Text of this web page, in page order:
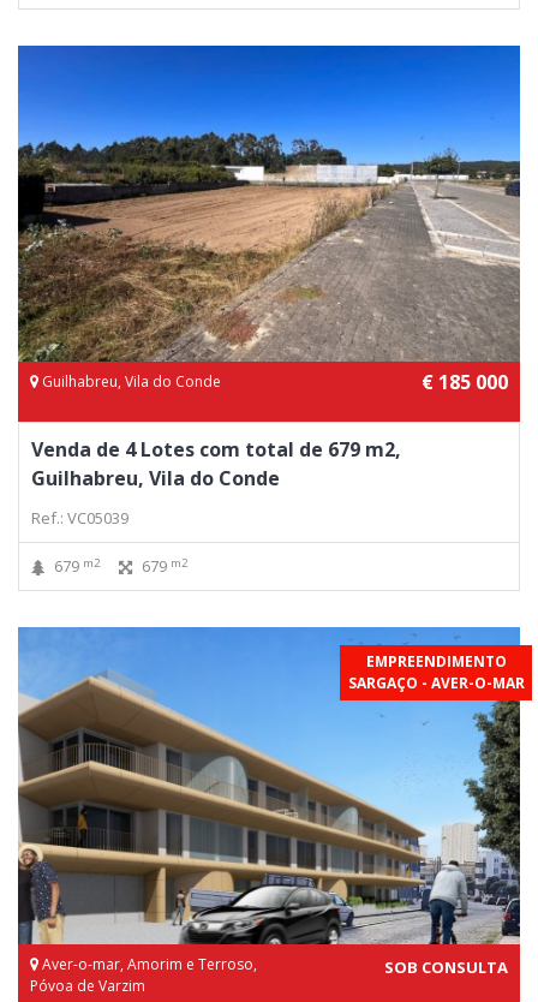
Guilhabreu, Vila do Conde € 185 000
Venda de 4 Lotes com total de 679 m2,
Guilhabreu, Vila do Conde
Ref.: VC05039
679 m2 679 m2
EMPREENDIMENTO
SARGAÇO - AVER-O-MAR
Aver-o-mar, Amorim e Terroso,
Póvoa de Varzim
SOB CONSULTA